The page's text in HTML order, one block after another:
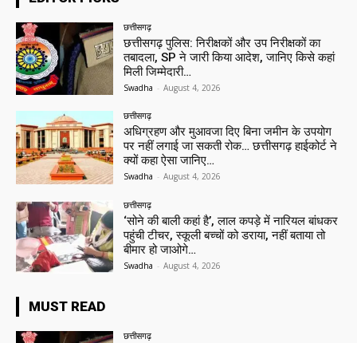
छत्तीसगढ़
छत्तीसगढ़ पुलिस: निरीक्षकों और उप निरीक्षकों का
तबादला, SP ने जारी किया आदेश, जानिए किसे कहां
मिली जिम्मेदारी…
Swadha - August 4, 2026
छत्तीसगढ़
अधिग्रहण और मुआवजा दिए बिना जमीन के उपयोग
पर नहीं लगाई जा सकती रोक… छत्तीसगढ़ हाईकोर्ट ने
क्यों कहा ऐसा जानिए…
Swadha - August 4, 2026
छत्तीसगढ़
‘सोने की बाली कहां है’, लाल कपड़े में नारियल बांधकर
पहुंची टीचर, स्कूली बच्चों को डराया, नहीं बताया तो
बीमार हो जाओगे…
Swadha - August 4, 2026
MUST READ
छत्तीसगढ़